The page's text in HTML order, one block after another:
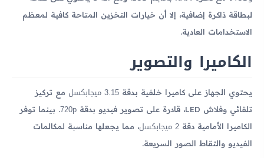
لبطاقة ذاكرة إضافية، إلا أن خيارات التخزين المتاحة كافية لمعظم
الاستخدامات العادية.
الكاميرا والتصوير
يحتوي الجهاز على كاميرا خلفية بدقة 3.15 ميجابكسل
مع تركيز
تلقائي وفلاش LED، قادرة على تصوير فيديو بدقة
720p. بينما توفر
الكاميرا الأمامية دقة 2 ميجابكسل
، مما يجعلها مناسبة لمكالمات
الفيديو والتقاط الصور السريعة.